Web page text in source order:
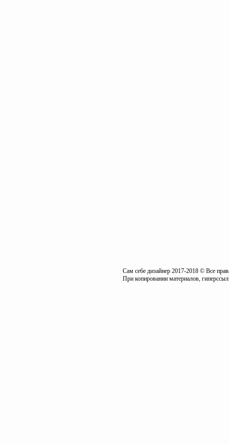
Сам себе дизайнер 2017-2018 © Все
При копировании материалов,